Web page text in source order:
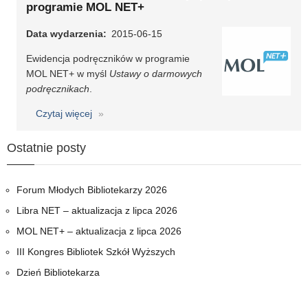
programie MOL NET+
Data wydarzenia 2015-06-15
Ewidencja podręczników w programie
MOL NET+ w myśl Ustawy o darmowych
podręcznikach
Czytaj więcej
o
podręczników
programie
MOL
NET+
Ostatnie posty
Forum Młodych Bibliotekarzy 2026
Libra NET – aktualizacja z lipca 2026
MOL NET+ – aktualizacja z lipca 2026
III Kongres Bibliotek Szkół Wyższych
Dzień Bibliotekarza